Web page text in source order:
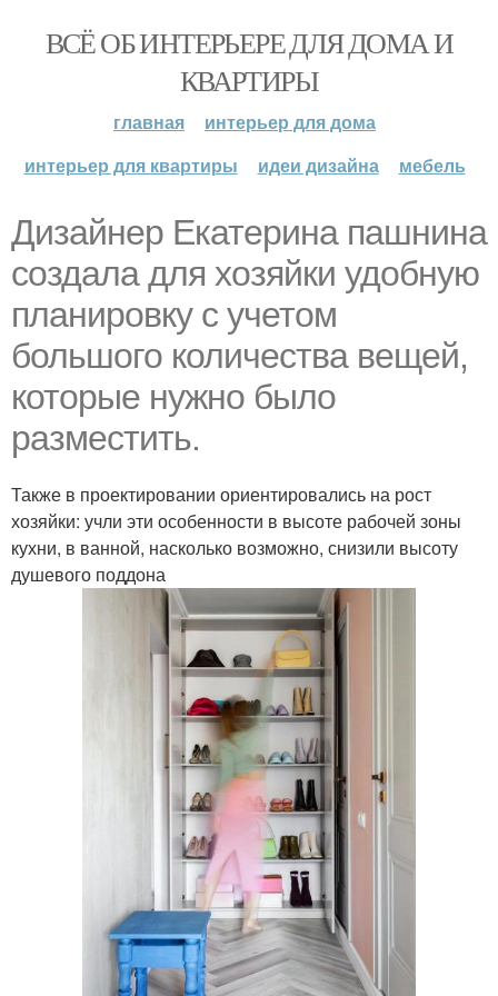
ВСЁ ОБ ИНТЕРЬЕРЕ ДЛЯ ДОМА И
КВАРТИРЫ
главная
интерьер для дома
интерьер для квартиры
идеи дизайна мебель
Дизайнер Екатерина пашнина
создала для хозяйки удобную
планировку с учетом
большого количества вещей,
которые нужно было
разместить.
Также в проектировании ориентировались на рост
хозяйки: учли эти особенности в высоте рабочей зоны
кухни, в ванной, насколько возможно, снизили высоту
душевого поддона